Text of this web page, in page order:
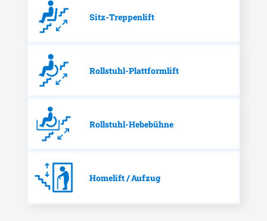
Sitz-Treppenlift
Rollstuhl-Plattformlift
Rollstuhl-Hebebühne
Homelift / Aufzug